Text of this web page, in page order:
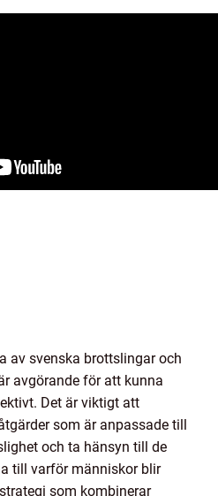
av svenska brottslingar och
avgörande för att kunna
Det är viktigt att
som är anpassade till
och ta hänsyn till de
till varför människor blir
som kombinerar